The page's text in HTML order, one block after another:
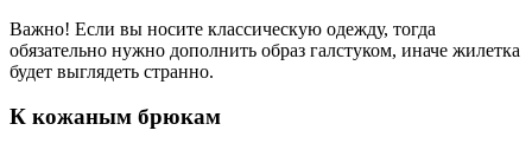
Важно! Если вы носите классическую одежду, тогда
обязательно нужно дополнить образ галстуком, иначе жилетка
будет выглядеть странно.
К кожаным брюкам